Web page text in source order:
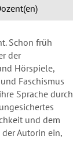
Schon früh
der
Hörspiele,
Faschismus
Sprache durch
und dem
Autorin ein,